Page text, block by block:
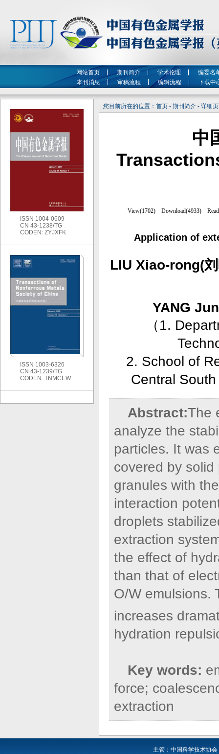
网站首页 期刊简介 学术伦理
编委名
本刊消息
审稿流程 编辑流程 下载中
您目前所在的位置：首页 - 期刊简介 - 详细
中
Application of
LIU Xiao-rong(
YANG
（1.
2. School of
Central
Abstract:The
analyze the
particles. It was
covered by
granules with
interaction
droplets
extraction
the effect of
than that of
O/W emulsions.
increases
hydration
Key words:
force;
extraction
ISSN 1004-0609
CN 43-1238/TG
CODEN: ZYJXFK
ISSN 1003-6326
CN 43-1239/TG
CODEN: TNMCEW
主管：中国科学技术协